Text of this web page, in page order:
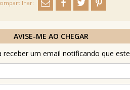
AVISE-ME AO CHEGAR
um email notificando que